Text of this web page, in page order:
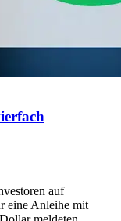
auf
eine Anleihe mit